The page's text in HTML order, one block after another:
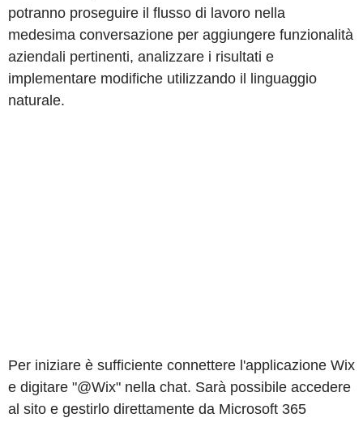
potranno proseguire il flusso di lavoro nella
medesima conversazione per aggiungere funzionalità
aziendali pertinenti, analizzare i risultati e
implementare modifiche utilizzando il linguaggio
naturale.
Per iniziare è sufficiente connettere l'applicazione Wix
e digitare "@Wix" nella chat. Sarà possibile accedere
al sito e gestirlo direttamente da Microsoft 365